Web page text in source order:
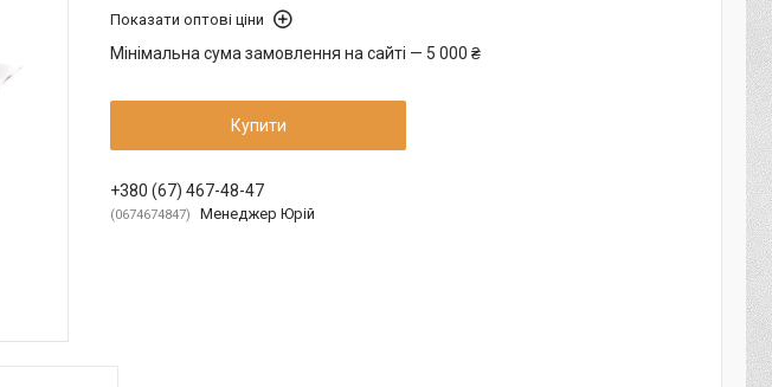
Показати оптові ціни
Мінімальна сума замовлення на сайті — 5 000 ₴
Купити
+380 (67) 467-48-47
0674674847 Менеджер Юрій